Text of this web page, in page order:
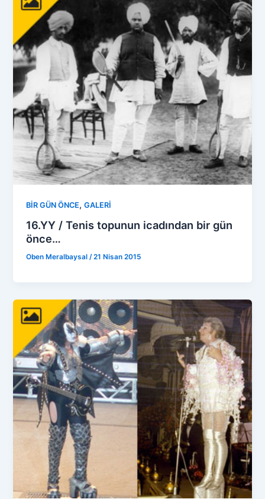
BİR GÜN ÖNCE,GALERİ
16.YY / Tenis topunun icadından bir gün
önce…
Oben Meralbaysal/21 Nisan 2015